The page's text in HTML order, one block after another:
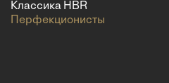
Классика HBR
Перфекционисты